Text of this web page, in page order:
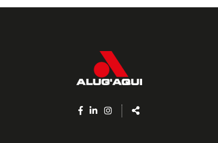
Facebook
Linkedin
Instagram
Share